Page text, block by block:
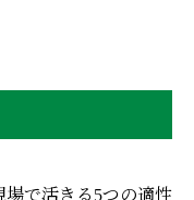
で活きる5つの適性